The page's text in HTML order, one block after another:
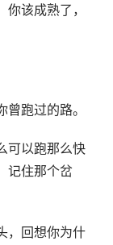
该成熟了，
跑过的路。
可以跑那么快
记住那个岔
，回想你为什